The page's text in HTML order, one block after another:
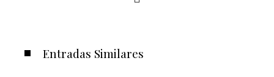
Entradas Similares